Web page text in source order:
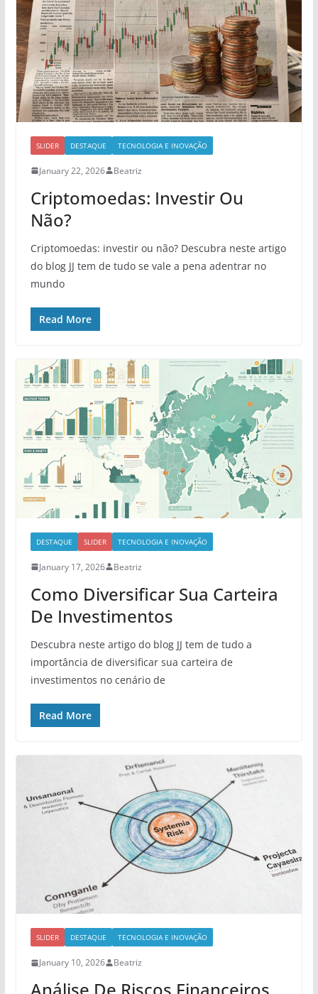
SLIDER DESTAQUE TECNOLOGIA E INOVAÇÃO
January 22, 2026 Beatriz
Criptomoedas: Investir Ou
Não?
Criptomoedas: investir ou não? Descubra neste artigo
do blog JJ tem de tudo se vale a pena adentrar no
mundo
Read More
DESTAQUE SLIDER TECNOLOGIA E INOVAÇÃO
January 17, 2026 Beatriz
Como Diversificar Sua Carteira
De Investimentos
Descubra neste artigo do blog JJ tem de tudo a
importância de diversificar sua carteira de
investimentos no cenário de
Read More
SLIDER DESTAQUE TECNOLOGIA E INOVAÇÃO
January 10, 2026 Beatriz